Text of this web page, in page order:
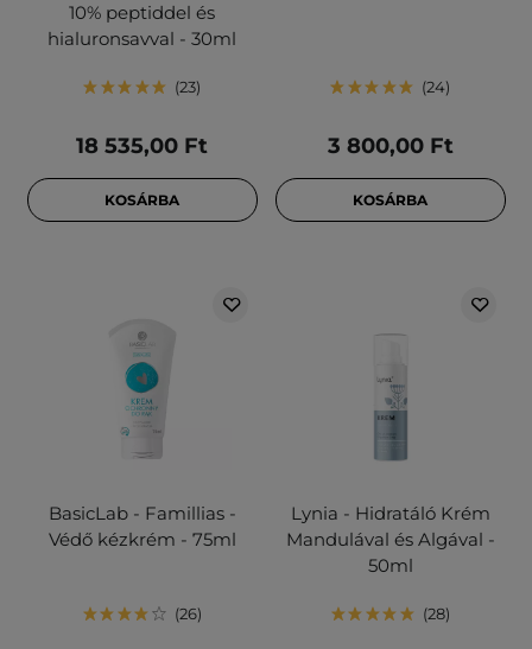
10% peptiddel és
hialuronsavval - 30ml
23
18 535,00 Ft
KOSÁRBA
24
3 800,00 Ft
KOSÁRBA
BasicLab - Famillias -
Védő kézkrém - 75ml
26
Lynia - Hidratáló Krém
Mandulával és Algával -
50ml
28